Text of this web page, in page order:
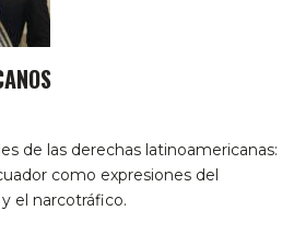
de las derechas latinoamericanas:
como expresiones del
el narcotráfico.